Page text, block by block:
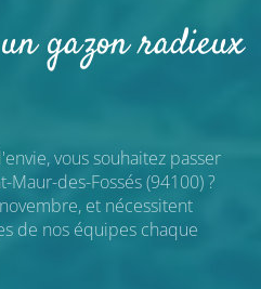
gazon radieux
vous souhaitez passer
Maur-des-Fossés (94100)?
et nécessitent
de nos équipes chaque